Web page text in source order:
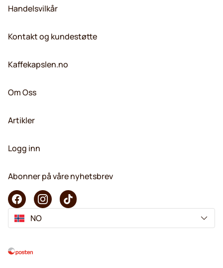
Handelsvilkår
Kontakt og kundestøtte
Kaffekapslen.no
Om Oss
Artikler
Logg inn
Abonner på våre nyhetsbrev
NO